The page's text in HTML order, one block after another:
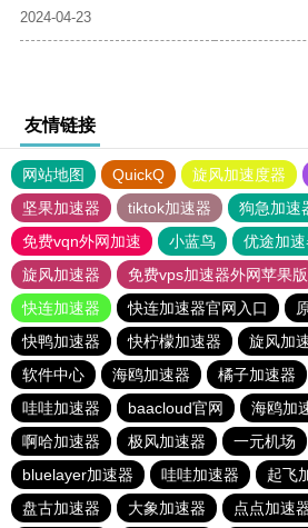
2024-04-23
友情链接
网站地图 QuickQ 旋风加速度器
坚果加速器
tiktok加速器
狗急加速
免费vqn外网加速
小蓝鸟 优途加
旋风加速器
免费vps加速器外网苹果版
快连加速器
快连加速器官网入口
快鸭加速器
快柠檬加速器 旋风加
软件中心
海鸥加速器 橘子加速器
哇哇加速器
baacloud官网 海鸥加
啊哈加速器
极风加速器 一元机场
bluelayer加速器
哇哇加速器 起飞
盘古加速器
大象加速器 点点加速